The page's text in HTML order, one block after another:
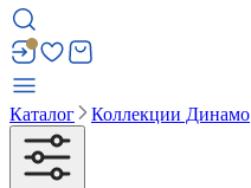
Каталог Коллекции Динамо